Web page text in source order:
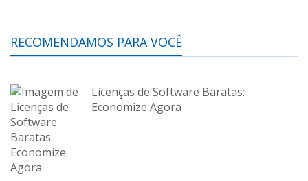
RECOMENDAMOS PARA VOCÊ
Licenças de Software Baratas:
Economize Agora